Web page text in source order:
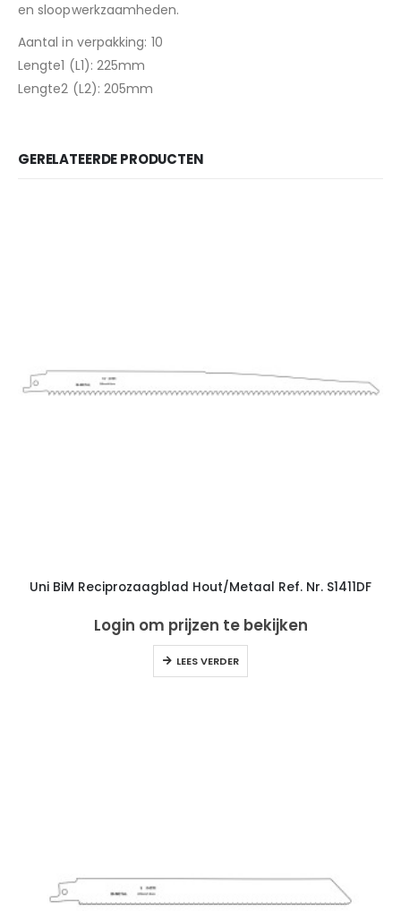
en sloopwerkzaamheden.
Aantal in verpakking: 10
Lengte1 (L1): 225mm
Lengte2 (L2): 205mm
GERELATEERDE PRODUCTEN
Uni BiM Reciprozaagblad Hout/Metaal Ref. Nr. S1411DF
Login om prijzen te bekijken
LEES VERDER